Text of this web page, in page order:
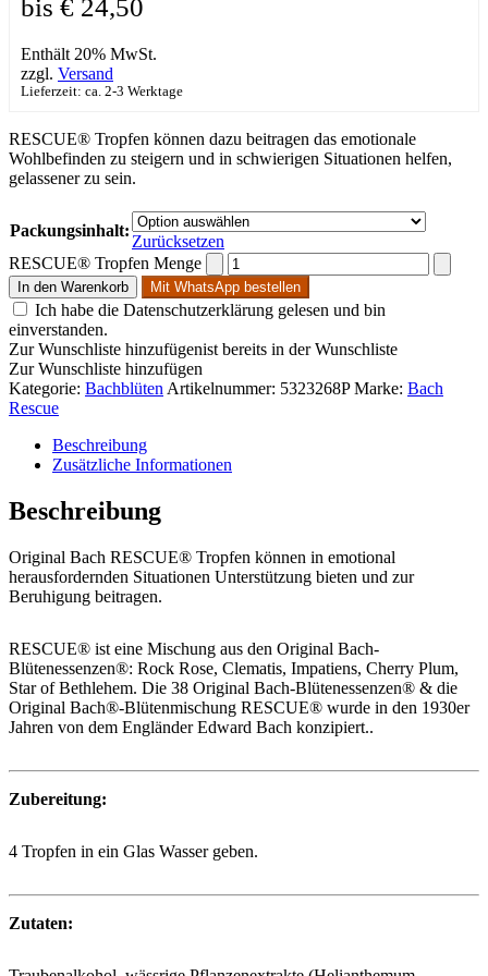
bis € 24,50
Enthält 20% MwSt.
zzgl. Versand
Lieferzeit: ca. 2-3 Werktage
RESCUE® Tropfen können dazu beitragen das emotionale
Wohlbefinden zu steigern und in schwierigen Situationen helfen,
gelassener zu sein.
Packungsinhalt:
Zurücksetzen
RESCUE® Tropfen Menge
In den Warenkorb Mit WhatsApp bestellen
Ich habe die Datenschutzerklärung gelesen und bin
einverstanden.
Zur Wunschliste hinzufügenist bereits in der Wunschliste
Zur Wunschliste hinzufügen
Kategorie: Bachblüten Artikelnummer: 5323268P Marke: Bach
Rescue
Beschreibung
Zusätzliche Informationen
Beschreibung
Original Bach RESCUE® Tropfen können in emotional
herausfordernden Situationen Unterstützung bieten und zur
Beruhigung beitragen.
RESCUE® ist eine Mischung aus den Original Bach-
Blütenessenzen®: Rock Rose, Clematis, Impatiens, Cherry Plum,
Star of Bethlehem. Die 38 Original Bach-Blütenessenzen® & die
Original Bach®-Blütenmischung RESCUE® wurde in den 1930er
Jahren von dem Engländer Edward Bach konzipiert..
Zubereitung:
4 Tropfen in ein Glas Wasser geben.
Zutaten: